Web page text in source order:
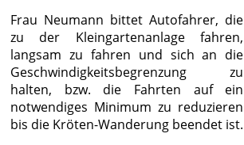
Frau Neumann bittet Autofahrer, die
zu der Kleingartenanlage fahren,
langsam zu fahren und sich an die
Geschwindigkeitsbegrenzung zu
halten, bzw. die Fahrten auf ein
notwendiges Minimum zu reduzieren
bis die Kröten-Wanderung beendet ist.